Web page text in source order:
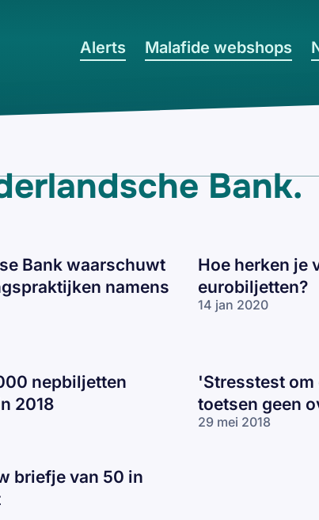
Alerts Malafide webshops
Bank.
Bank waarschuwt
namens
Hoe herken je
eurobiljetten?
14 jan 2020
nepbiljetten
2018
'Stresstest
toetsen geen
29 mei 2018
briefje van 50 in